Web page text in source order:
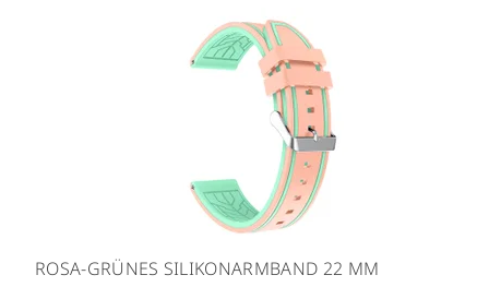
ROSA-GRÜNES SILIKONARMBAND 22 MM